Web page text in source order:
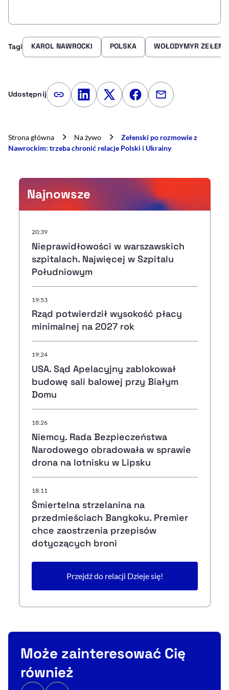
Najnowsze
20:39
Nieprawidłowości w warszawskich
szpitalach. Najwięcej w Szpitalu
Południowym
19:53
Rząd potwierdził wysokość płacy
minimalnej na 2027 rok
19:24
USA. Sąd Apelacyjny zablokował
budowę sali balowej przy Białym
Domu
18:26
Niemcy. Rada Bezpieczeństwa
Narodowego obradowała w sprawie
drona na lotnisku w Lipsku
18:11
Śmiertelna strzelanina na
przedmieściach Bangkoku. Premier
chce zaostrzenia przepisów
dotyczących broni
Przejdź do relacji Dzieje się!
Tagi KAROL NAWROCKI POLSKA WOŁODYMYR
Udostępnij Kopiuj link artykułu
Udostępnij na LinkedIn
Udostępnij na Twitterze
Udostępnij na
Udostępnij
Strona główna Na żywo
Zełenski po rozmowie z
Nawrockim: trzeba chronić relacje Polski i Ukrainy
Może zainteresować Cię
również